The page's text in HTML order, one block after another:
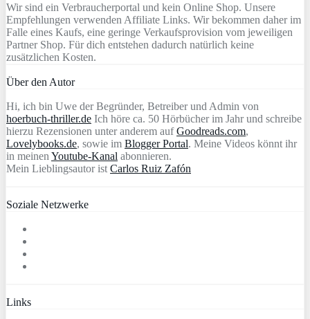
Wir sind ein Verbraucherportal und kein Online Shop. Unsere
Empfehlungen verwenden Affiliate Links. Wir bekommen daher im
Falle eines Kaufs, eine geringe Verkaufsprovision vom jeweiligen
Partner Shop. Für dich entstehen dadurch natürlich keine
zusätzlichen Kosten.
Über den Autor
Hi, ich bin Uwe der Begründer, Betreiber und Admin von
hoerbuch-thriller.de Ich höre ca. 50 Hörbücher im Jahr und schreibe
hierzu Rezensionen unter anderem aufGoodreads.com,
Lovelybooks.de, sowie im Blogger Portal. Meine Videos könnt ihr
in meinen Youtube-Kanal abonnieren.
Mein Lieblingsautor ist Carlos Ruiz Zafón
Soziale Netzwerke
Links